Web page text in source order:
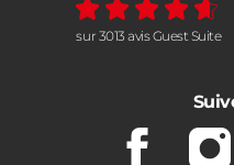
sur 3013 avis Guest Suite